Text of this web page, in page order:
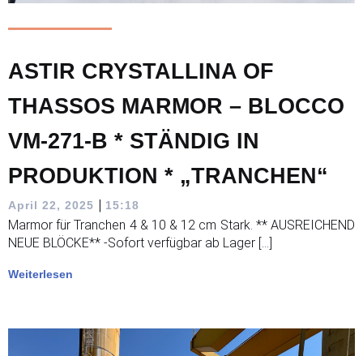
ASTIR CRYSTALLINA OF
THASSOS MARMOR – BLOCCO
VM-271-B * STÄNDIG IN
PRODUKTION * „TRANCHEN“
April 22, 2025 | 15:18
Marmor für Tranchen 4 & 10 & 12 cm Stark. ** AUSREICHEND
NEUE BLÖCKE** -Sofort verfügbar ab Lager […]
Weiterlesen